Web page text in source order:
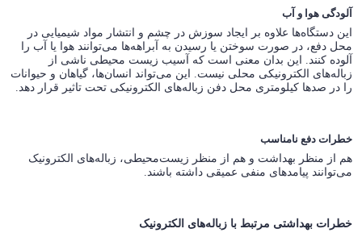
آلودگی هوا و آب
این دستگاه‌ها علاوه بر ایجاد سوزش در چشم و انتشار مواد شیمیایی در
محل دفع، در صورت سوختن یا رسیدن به آبراهه‌ها می‌توانند هوا یا آب را
آلوده کنند. این بدان معنی است که آسیب زیست محیطی ناشی از
زباله‌های الکترونیکی محلی نیست. این می‌تواند انسان‌ها، گیاهان و حیوانات
را در صدها کیلومتری محل دفن زباله‌های الکترونیکی تحت تاثیر قرار دهد.
خطرات دفع نامناسب
هم از منظر بهداشت و هم از منظر زیست‌محیطی، زباله‌های الکترونیک
می‌توانند پیامدهای منفی عمیقی داشته باشند.
خطرات بهداشتی مرتبط با زباله‌های الکترونیک